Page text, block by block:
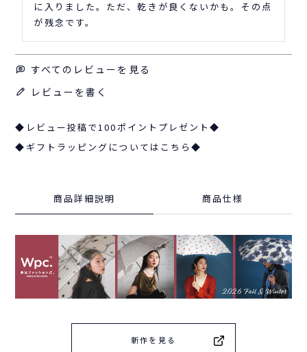
に入りました。ただ、乾きが良くないかも。その点
が残念です。
すべてのレビューを見る
レビューを書く
◆レビュー投稿で100ポイントプレゼント◆
◆ギフトラッピングについてはこちら◆
商品詳細説明 商品仕様
新作を見る